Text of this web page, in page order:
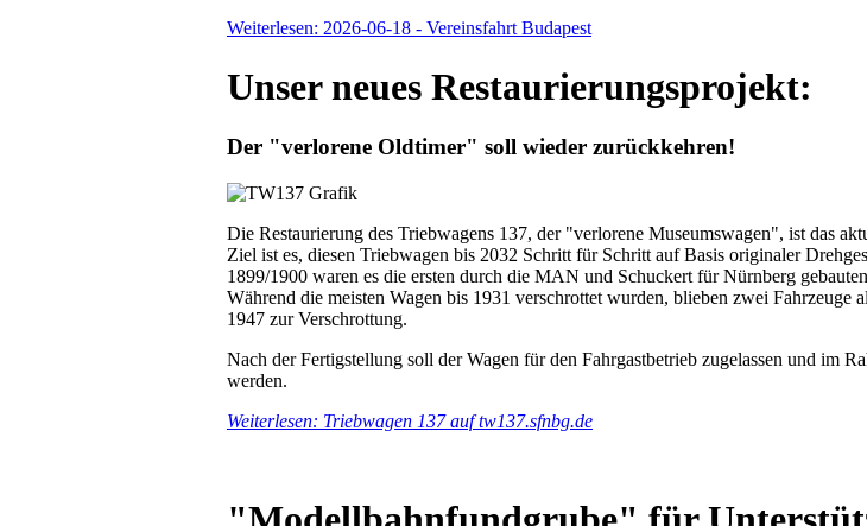
Weiterlesen: 2026-06-18 - Vereinsfahrt Budapest
Unser neues Restaurierungsprojekt:
Der "verlorene Oldtimer" soll wieder zurückkehren!
Die Restaurierung des Triebwagens 137, der "verlorene Museumswagen", ist das
Ziel ist es, diesen Triebwagen bis 2032 Schritt für Schritt auf Basis originaler
1899/1900 waren es die ersten durch die MAN und Schuckert für Nürnberg
Während die meisten Wagen bis 1931 verschrottet wurden, blieben zwei
1947 zur Verschrottung.
Nach der Fertigstellung soll der Wagen für den Fahrgastbetrieb zugelassen und im
werden.
Weiterlesen: Triebwagen 137 auf tw137.sfnbg.de